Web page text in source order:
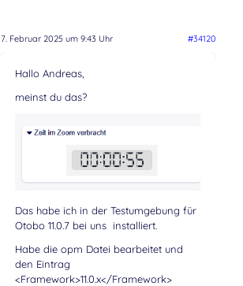
7. Februar 2025 um 9:43 Uhr #34120
Hallo Andreas,
meinst du das?
Das habe ich in der Testumgebung für
Otobo 11.0.7 bei uns installiert.
Habe die opm Datei bearbeitet und
den Eintrag
<Framework>11.0.x</Framework>